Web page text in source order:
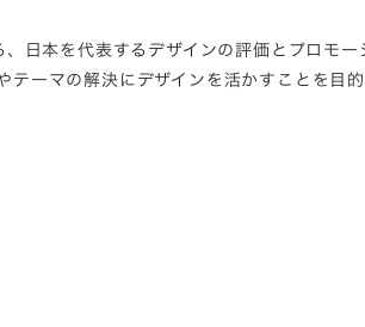
日本を代表するデザインの評価とプロモ
テーマの解決にデザインを活かすことを目